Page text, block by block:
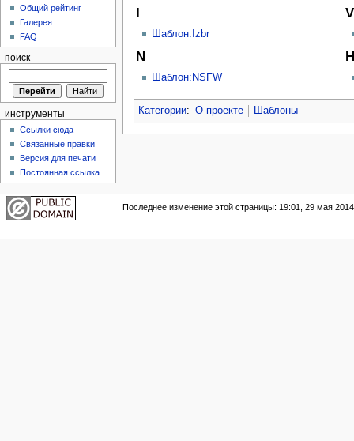
I
Шаблон:Izbr
N
Шаблон:NSFW
V
Н
Категории: О проекте Шаблоны
Общий рейтинг
Галерея
FAQ
поиск
инструменты
Ссылки сюда
Связанные правки
Версия для печати
Постоянная ссылка
Последнее изменение этой страницы: 19:01, 29 мая